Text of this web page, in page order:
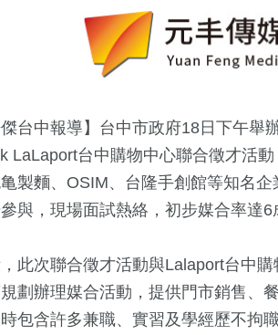
台中報導】台中市政府18日下午舉
LaLaport台中購物中心聯合徵才活
製麵、OSIM、台隆手創館等知名
與，現場面試熱絡，初步媒合率達6
此次聯合徵才活動與Lalaport台中
劃辦理媒合活動，提供門市銷售、
包含許多兼職、實習及學經歷不拘